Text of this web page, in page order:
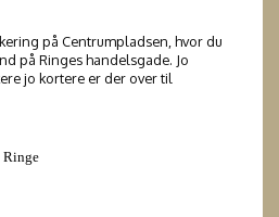
på Centrumpladsen, hvor du
på Ringes handelsgade. Jo
jo kortere er der over til